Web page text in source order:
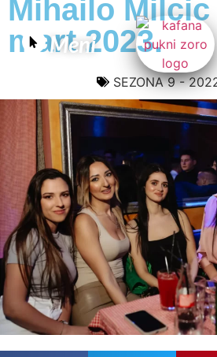
Meni
Mihailo Milcic
mart 2023.
SEZONA 9 -